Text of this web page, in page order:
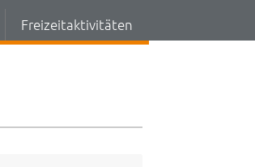
Freizeitaktivitäten